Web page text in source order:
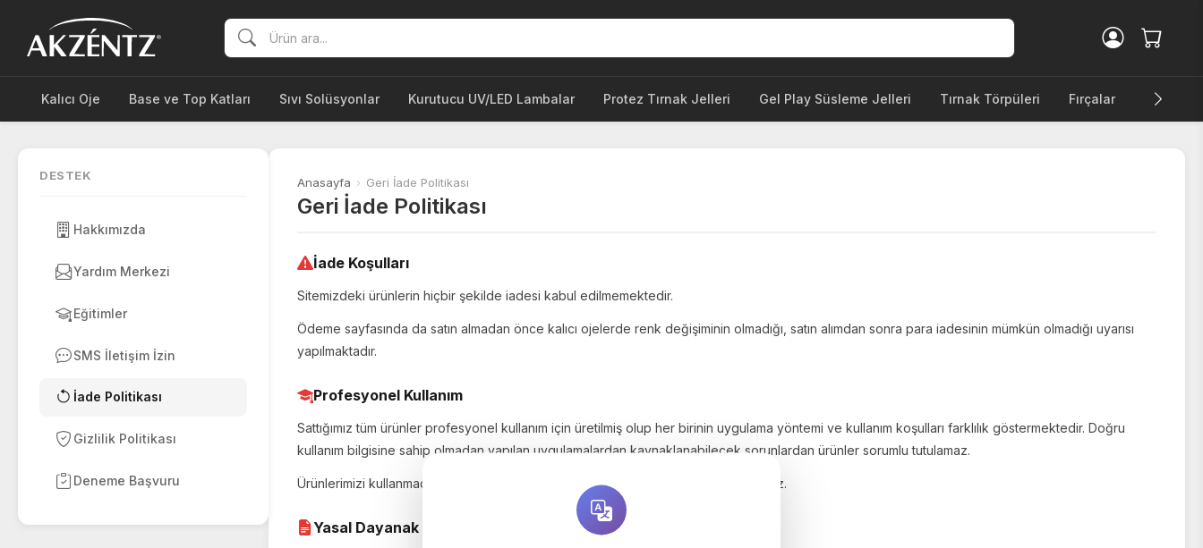
Kalıcı Oje Base ve Top Katları Sıvı Solüsyonlar Kurutucu UV/LED Lambalar Protez Tırnak Jelleri Gel Play Süsleme Jelleri Tırnak Törpüleri Fırçalar Diğer
DESTEK
Hakkımızda
Yardım Merkezi
Eğitimler
SMS İletişim İzin
İade Politikası
Gizlilik Politikası
Deneme Başvuru
Anasayfa › Geri İade Politikası
Geri İade Politikası
İade Koşulları
Sitemizdeki ürünlerin hiçbir şekilde iadesi kabul edilmemektedir.
Ödeme sayfasında da satın almadan önce kalıcı ojelerde renk değişiminin olmadığı, satın alımdan sonra para iadesinin mümkün olmadığı uyarısı
yapılmaktadır.
Profesyonel Kullanım
Sattığımız tüm ürünler profesyonel kullanım için üretilmiş olup her birinin uygulama yöntemi ve kullanım koşulları farklılık göstermektedir. Doğru
kullanım bilgisine sahip olmadan yapılan uygulamalardan kaynaklanabilecek sorunlardan ürünler sorumlu tutulamaz.
Ürünlerimizi kullanmadan önce detaylı bilgi almak için bizimle iletişime geçebilirsiniz.
Yasal Dayanak